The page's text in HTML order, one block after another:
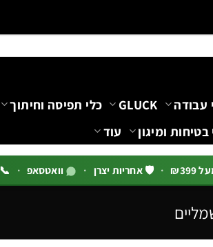
עבודה GLUCK כלי תפיסה וחיתוך
ומיגון
עוד
· 🛡️ אחריות יצרן · וואטסאפ · 📞 03-5444144 שלוחה 1